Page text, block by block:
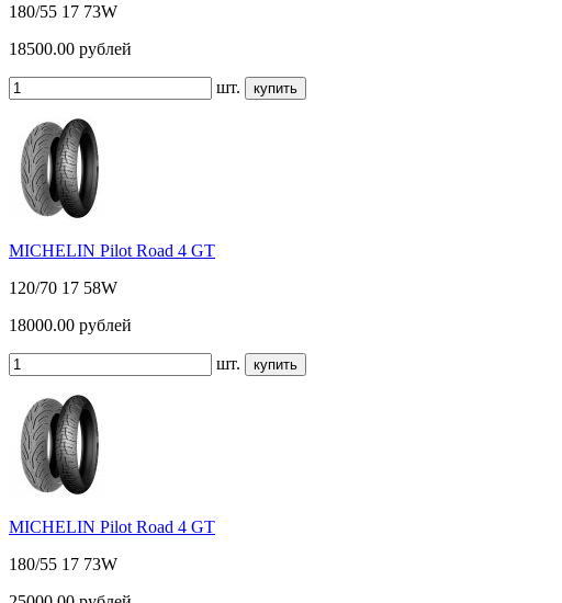
180/55 17 73W
18500.00 рублей
шт.
MICHELIN Pilot Road 4 GT
120/70 17 58W
18000.00 рублей
шт.
MICHELIN Pilot Road 4 GT
180/55 17 73W